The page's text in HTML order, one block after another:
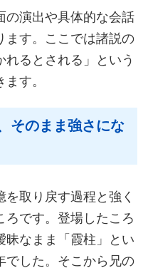
の演出や具体的な会話
ます。ここでは諸説の
るとされる」という
す。
そのまま強さにな
取り戻す過程と強く
ろです。登場したころ
昧なまま「霞柱」とい
でした。そこから兄の